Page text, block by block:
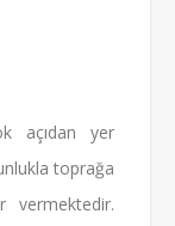
açıdan yer
toprağa
vermektedir.